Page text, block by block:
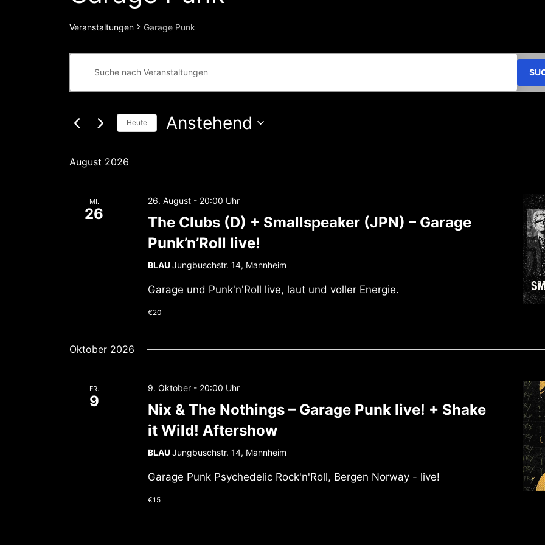
Veranstaltungen Garage Punk
Veranstaltungen
Suche
und
Navigation
Schlüsselwort
Suche
Veranstaltungen
Schlüsselwort.
Heute Anstehend
August 2026
MI.
26
26. August - 20:00
The Clubs (D) + Smallspeaker (JPN) – Garage
Punk’n’Roll live!
BLAUJungbuschstr. 14, Mannheim
Garage und Punk'n'Roll live, laut und voller Energie.
€20
Oktober 2026
FR.
9
9. Oktober - 20:00
Nix & The Nothings – Garage Punk live! + Shake
it Wild! Aftershow
BLAUJungbuschstr. 14, Mannheim
Garage Punk Psychedelic Rock'n'Roll, Bergen Norway - live!
€15